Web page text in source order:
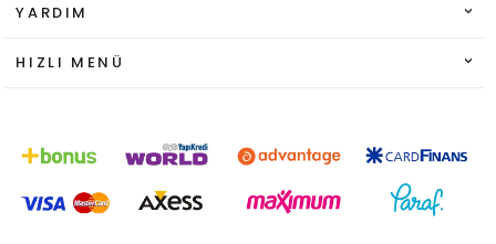
YARDIM
HIZLI MENÜ